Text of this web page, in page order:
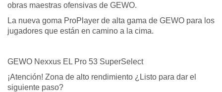
obras maestras ofensivas de GEWO.
La nueva goma ProPlayer de alta gama de GEWO para los
jugadores que están en camino a la cima.
GEWO Nexxus EL Pro 53 SuperSelect
¡Atención! Zona de alto rendimiento ¿Listo para dar el
siguiente paso?